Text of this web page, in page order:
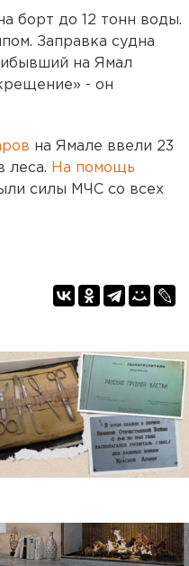
борт до 12 тонн воды.
Заправка судна
на Ямал
- он
на Ямале ввели 23
леса. На помощь
силы МЧС со всех